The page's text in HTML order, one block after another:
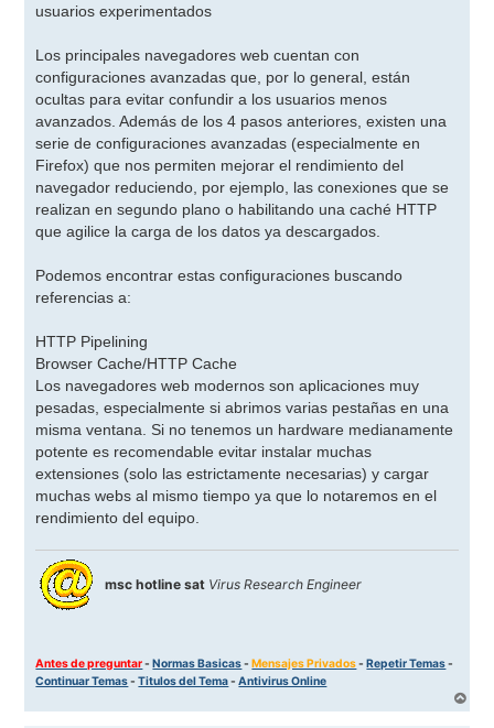
usuarios experimentados
Los principales navegadores web cuentan con
configuraciones avanzadas que, por lo general, están
ocultas para evitar confundir a los usuarios menos
avanzados. Además de los 4 pasos anteriores, existen una
serie de configuraciones avanzadas (especialmente en
Firefox) que nos permiten mejorar el rendimiento del
navegador reduciendo, por ejemplo, las conexiones que se
realizan en segundo plano o habilitando una caché HTTP
que agilice la carga de los datos ya descargados.
Podemos encontrar estas configuraciones buscando
referencias a:
HTTP Pipelining
Browser Cache/HTTP Cache
Los navegadores web modernos son aplicaciones muy
pesadas, especialmente si abrimos varias pestañas en una
misma ventana. Si no tenemos un hardware medianamente
potente es recomendable evitar instalar muchas
extensiones (solo las estrictamente necesarias) y cargar
muchas webs al mismo tiempo ya que lo notaremos en el
rendimiento del equipo.
msc hotline sat Virus Research Engineer
Antes de preguntar-Normas Basicas-Mensajes Privados-Repetir Temas-
Continuar Temas-Titulos del Tema-Antivirus Online
r